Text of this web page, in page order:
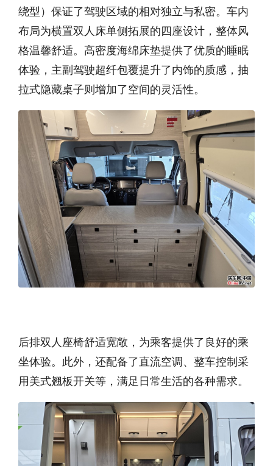
绕型）保证了驾驶区域的相对独立与私密。车内
布局为横置双人床单侧拓展的四座设计，整体风
格温馨舒适。高密度海绵床垫提供了优质的睡眠
体验，主副驾驶超纤包覆提升了内饰的质感，抽
拉式隐藏桌子则增加了空间的灵活性。
后排双人座椅舒适宽敞，为乘客提供了良好的乘
坐体验。此外，还配备了直流空调、整车控制采
用美式翘板开关等，满足日常生活的各种需求。